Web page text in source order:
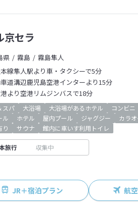
京セラ
県 霧島
霧島隼人
線隼人駅より車・タクシーで5分
道溝辺鹿児島空港インターより15分
より空港リムジンバスで18分
スパ 大浴場 大浴場があるホテル コンビニ
ル
ホテル 屋内プール ジャグジー カラ
り
サウナ 館内に車いす利用トイレ
旅行 収集中
JR＋宿泊プラン 航